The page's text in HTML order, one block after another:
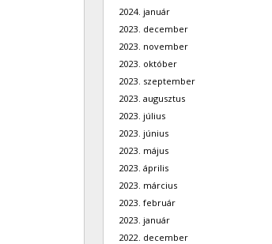
2024. január
2023. december
2023. november
2023. október
2023. szeptember
2023. augusztus
2023. július
2023. június
2023. május
2023. április
2023. március
2023. február
2023. január
2022. december